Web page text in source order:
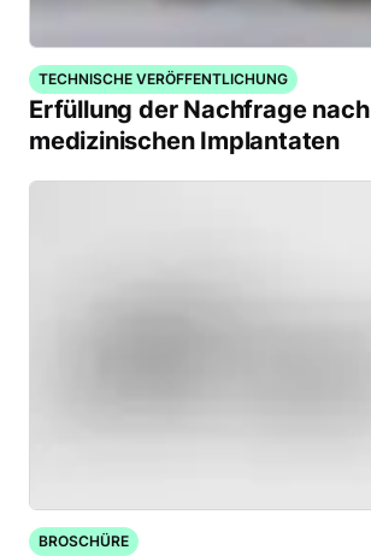
TECHNISCHE VERÖFFENTLICHUNG
Erfüllung der Nachfrage nach
medizinischen Implantaten
BROSCHÜRE